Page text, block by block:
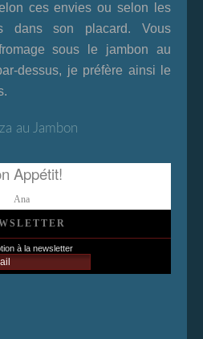
ces envies ou selon les
dans son placard. Vous
sous le jambon au
dessus, je préfère ainsi le
Appétit!
Ana
à la newsletter